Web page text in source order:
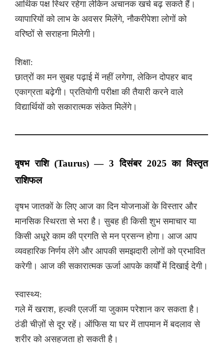
आर्थिक पक्ष स्थिर रहेगा लेकिन अचानक खर्च बढ़ सकते हैं।
व्यापारियों को लाभ के अवसर मिलेंगे, नौकरीपेशा लोगों को
वरिष्ठों से सराहना मिलेगी।
शिक्षा:
छात्रों का मन सुबह पढ़ाई में नहीं लगेगा, लेकिन दोपहर बाद
एकाग्रता बढ़ेगी। प्रतियोगी परीक्षा की तैयारी करने वाले
विद्यार्थियों को सकारात्मक संकेत मिलेंगे।
वृषभ राशि (Taurus) — 3 दिसंबर 2025 का विस्तृत
राशिफल
वृषभ जातकों के लिए आज का दिन योजनाओं के विस्तार और
मानसिक स्थिरता से भरा है। सुबह ही किसी शुभ समाचार या
किसी अधूरे काम की प्रगति से मन प्रसन्न होगा। आज आप
व्यवहारिक निर्णय लेंगे और आपकी समझदारी लोगों को प्रभावित
करेगी। आज की सकारात्मक ऊर्जा आपके कार्यों में दिखाई देगी।
स्वास्थ्य:
गले में खराश, हल्की एलर्जी या जुकाम परेशान कर सकता है।
ठंडी चीज़ों से दूर रहें। ऑफिस या घर में तापमान में बदलाव से
शरीर को असहजता हो सकती है।